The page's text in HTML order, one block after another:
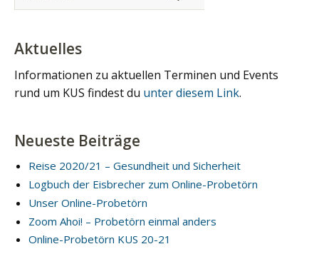
Aktuelles
Informationen zu aktuellen Terminen und Events
rund um KUS findest du unter diesem Link.
Neueste Beiträge
Reise 2020/21 – Gesundheit und Sicherheit
Logbuch der Eisbrecher zum Online-Probetörn
Unser Online-Probetörn
Zoom Ahoi! – Probetörn einmal anders
Online-Probetörn KUS 20-21